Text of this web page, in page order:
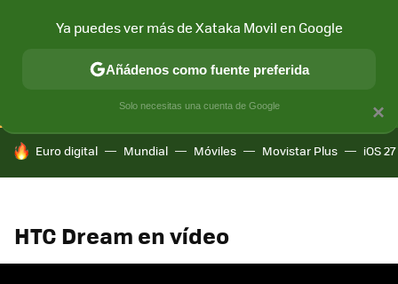
CONECTIVIDAD MÓVIL Y SOCIEDAD APLICACIONES
HOY SE HABLA DE
Euro digital Mundial Móviles Movistar Plus iOS 27
HTC Dream en vídeo
×
Ya puedes ver más de Xataka Movil en Google
Añádenos como fuente preferida
Solo necesitas una cuenta de Google